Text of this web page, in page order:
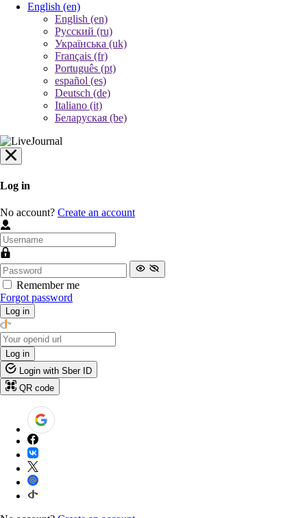
English (en)
English (en)
Русский (ru)
Українська (uk)
Français (fr)
Português (pt)
español (es)
Deutsch (de)
Italiano (it)
Беларуская (be)
Log in
No account? Create an account
Remember me
Forgot password
Log in
Log in
Login with Sber ID
QR code